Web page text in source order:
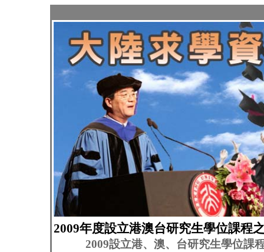
2009年度設立港澳台研究生學位課程
2009設立港、澳、台研究生學位課